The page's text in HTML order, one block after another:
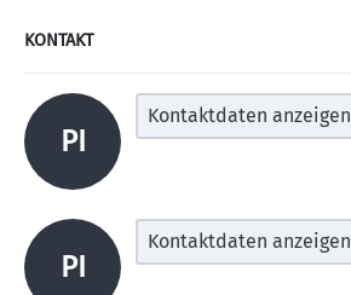
KONTAKT
PI
Kontaktdaten anzeigen
PI
Kontaktdaten anzeigen